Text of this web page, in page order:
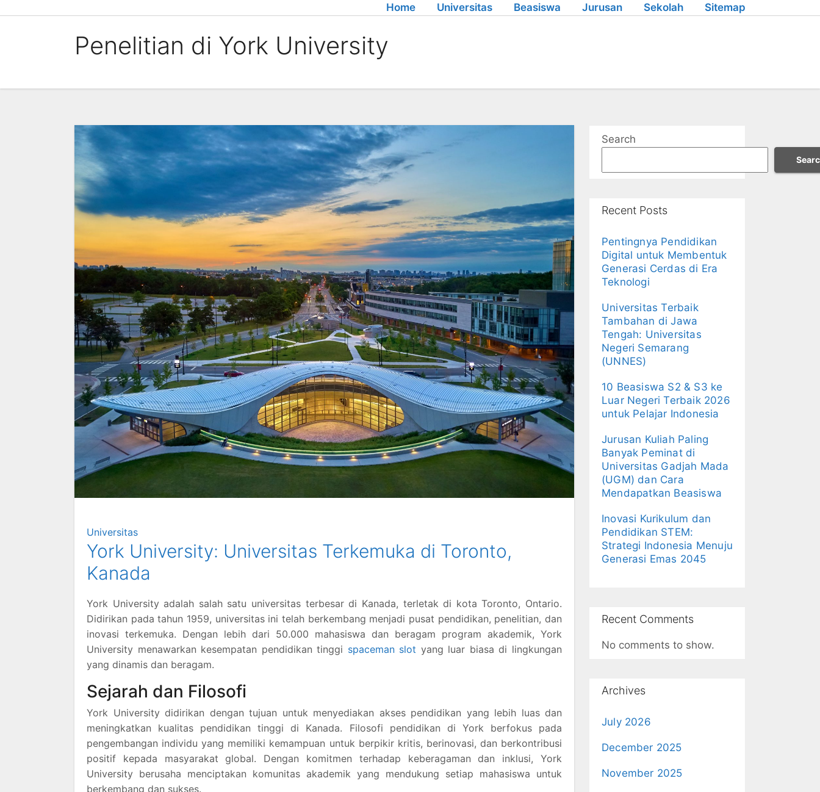
Home Universitas Beasiswa Jurusan Sekolah Sitemap
Penelitian di York University
Universitas
York University: Universitas Terkemuka di Toronto,
Kanada
York University adalah salah satu universitas terbesar di Kanada, terletak di kota Toronto, Ontario.
Didirikan pada tahun 1959, universitas ini telah berkembang menjadi pusat pendidikan, penelitian, dan
inovasi terkemuka. Dengan lebih dari 50.000 mahasiswa dan beragam program akademik, York
University menawarkan kesempatan pendidikan tinggi spaceman slot yang luar biasa di lingkungan
yang dinamis dan beragam.
Sejarah dan Filosofi
York University didirikan dengan tujuan untuk menyediakan akses pendidikan yang lebih luas dan
meningkatkan kualitas pendidikan tinggi di Kanada. Filosofi pendidikan di York berfokus pada
pengembangan individu yang memiliki kemampuan untuk berpikir kritis, berinovasi, dan berkontribusi
positif kepada masyarakat global. Dengan komitmen terhadap keberagaman dan inklusi, York
University berusaha menciptakan komunitas akademik yang mendukung setiap mahasiswa untuk
berkembang dan sukses.
Search
Recent Posts
Pentingnya Pendidikan
Digital untuk Membentuk
Generasi Cerdas di Era
Teknologi
Universitas Terbaik
Tambahan di Jawa
Tengah: Universitas
Negeri Semarang
(UNNES)
10 Beasiswa S2 & S3 ke
Luar Negeri Terbaik 2026
untuk Pelajar Indonesia
Jurusan Kuliah Paling
Banyak Peminat di
Universitas Gadjah Mada
(UGM) dan Cara
Mendapatkan Beasiswa
Inovasi Kurikulum dan
Pendidikan STEM:
Strategi Indonesia Menuju
Generasi Emas 2045
Recent Comments
No comments to show.
Archives
July 2026
December 2025
November 2025